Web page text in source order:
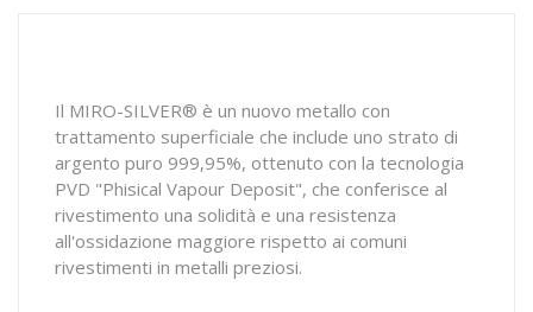
Il MIRO-SILVER® è un nuovo metallo con
trattamento superficiale che include uno strato di
argento puro 999,95%, ottenuto con la tecnologia
PVD "Phisical Vapour Deposit", che conferisce al
rivestimento una solidità e una resistenza
all'ossidazione maggiore rispetto ai comuni
rivestimenti in metalli preziosi.